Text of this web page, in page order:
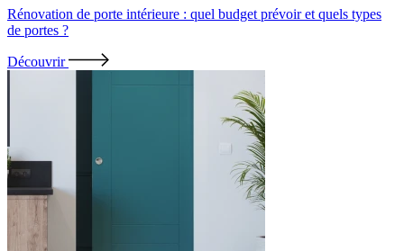
Rénovation de porte intérieure : quel budget prévoir et quels types
de portes ?
Découvrir